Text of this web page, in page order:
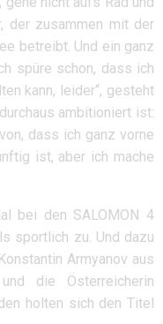
der zusammen mit der
betreibt. Und ein ganz
spüre schon, dass ich
kann, leider“, gesteht
ambitioniert ist:
dass ich ganz vorne
ist, aber ich mache
bei den SALOMON 4
sportlich zu. Und dazu
Armyanov aus
die Österreicherin
holten sich den Titel